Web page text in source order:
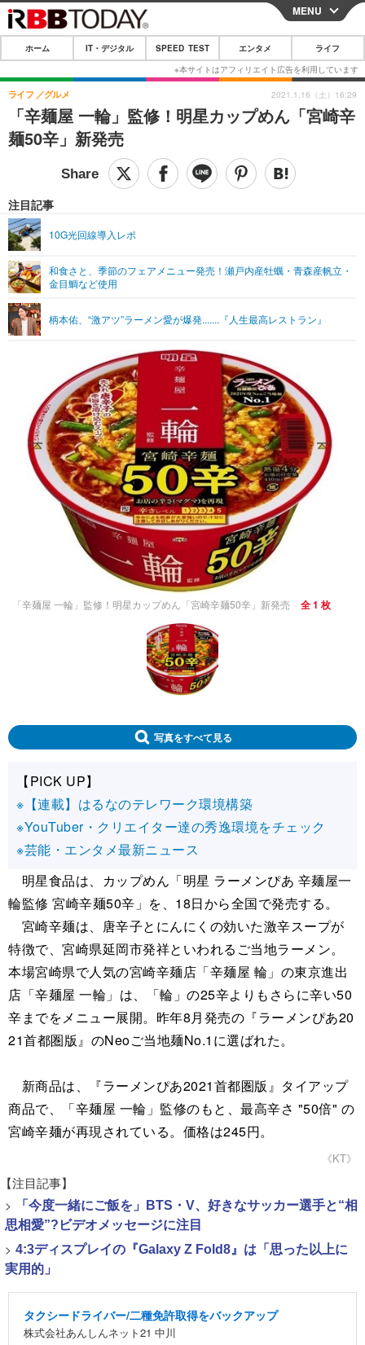
CLOSE
ホーム
IT・デジタル
IT・デジタルTOP スマートフォン
ショッピング その他
SPEED TEST
エンタメTOP 映画・ドラマ
グラビア
ショッピング その他
ライフTOP
その他
リリース一覧
プッシュ通知の停止方法
MENU
ホーム IT・デジタル SPEED TEST エンタメ ライフ
「辛麺屋 一輪」監修！明星カップめん「宮崎辛
麺50辛」新発売
ライフ グルメ
注目記事
10G光回線導入レポ
和食さと、季節のフェアメニュー発売！瀬戸内産牡蠣・青森産帆立・
金目鯛など使用
柄本佑、“激アツ”ラーメン愛が爆発.......『人生最高レストラン』
2021.1.16（土）16:29
「辛麺屋 一輪」監修！明星カップめん「宮崎辛麺50辛」新発売 全 1 枚
写真をすべて見る
【PICK UP】
※【連載】はるなのテレワーク環境構築
※YouTuber・クリエイター達の秀逸環境をチェック
※芸能・エンタメ最新ニュース
明星食品は、カップめん「明星 ラーメンぴあ 辛麺屋一
輪監修 宮崎辛麺50辛」を、18日から全国で発売する。
宮崎辛麺は、唐辛子とにんにくの効いた激辛スープが
特徴で、宮崎県延岡市発祥といわれるご当地ラーメン。
本場宮崎県で人気の宮崎辛麺店「辛麺屋 輪」の東京進出
店「辛麺屋 一輪」は、「輪」の25辛よりもさらに辛い50
辛までをメニュー展開。昨年8月発売の『ラーメンぴあ20
21首都圏版』のNeoご当地麺No.1に選ばれた。
新商品は、『ラーメンぴあ2021首都圏版』タイアップ
商品で、「辛麺屋 一輪」監修のもと、最高辛さ "50倍" の
宮崎辛麺が再現されている。価格は245円。
《KT》
【注目記事】
>
「今度一緒にご飯を」BTS・V、好きなサッカー選手と“相
思相愛”?ビデオメッセージに注目
> 4:3ディスプレイの『Galaxy Z Fold8』は「思った以上に
実用的」
タクシードライバー/二種免許取得をバックアップ
株式会社あんしんネット21 中川